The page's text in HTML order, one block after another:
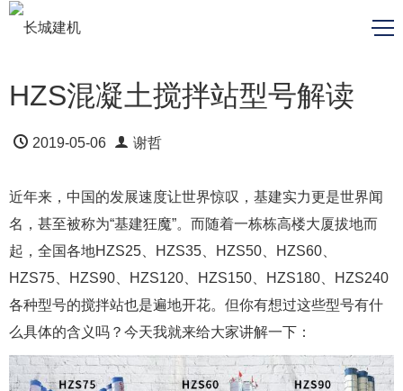
HZS混凝土搅拌站型号解读
2019-05-06 谢哲
近年来，中国的发展速度让世界惊叹，基建实力更是世界闻
名，甚至被称为“基建狂魔”。而随着一栋栋高楼大厦拔地而
起，全国各地HZS25、HZS35、HZS50、HZS60、
HZS75、HZS90、HZS120、HZS150、HZS180、HZS240
各种型号的搅拌站也是遍地开花。但你有想过这些型号有什
么具体的含义吗？今天我就来给大家讲解一下：